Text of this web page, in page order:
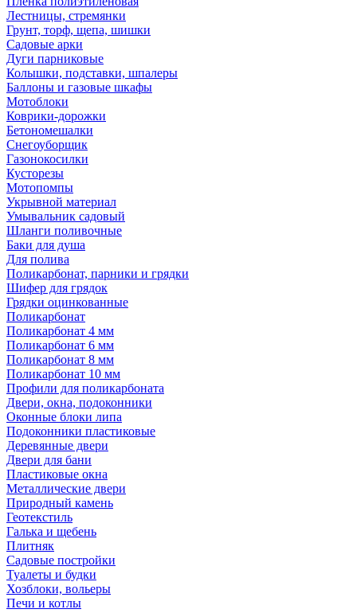
Лестницы, стремянки
Грунт, торф, щепа, шишки
Садовые арки
Дуги парниковые
Колышки, подставки, шпалеры
Баллоны и газовые шкафы
Мотоблоки
Коврики-дорожки
Бетономешалки
Снегоуборщик
Газонокосилки
Кусторезы
Мотопомпы
Укрывной материал
Умывальник садовый
Шланги поливочные
Баки для душа
Для полива
Поликарбонат, парники и грядки
Шифер для грядок
Грядки оцинкованные
Поликарбонат
Поликарбонат 4 мм
Поликарбонат 6 мм
Поликарбонат 8 мм
Поликарбонат 10 мм
Профили для поликарбоната
Двери, окна, подоконники
Оконные блоки липа
Подоконники пластиковые
Деревянные двери
Двери для бани
Пластиковые окна
Металлические двери
Природный камень
Геотекстиль
Галька и щебень
Плитняк
Садовые постройки
Туалеты и будки
Хозблоки, вольеры
Печи и котлы